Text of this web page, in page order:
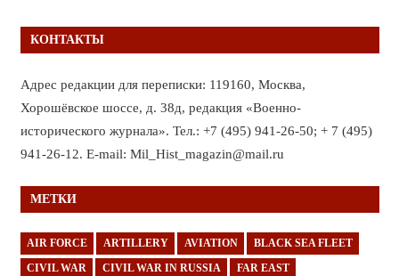
КОНТАКТЫ
Адрес редакции для переписки: 119160, Москва,
Хорошёвское шоссе, д. 38д, редакция «Военно-
исторического журнала». Тел.: +7 (495) 941-26-50; + 7 (495)
941-26-12. E-mail: Mil_Hist_magazin@mail.ru
МЕТКИ
AIR FORCE ARTILLERY AVIATION BLACK SEA FLEET
CIVIL WAR CIVIL WAR IN RUSSIA FAR EAST